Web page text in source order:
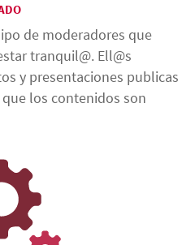
de moderadores que
tranquil@. Ell@s
y presentaciones publicas
los contenidos son